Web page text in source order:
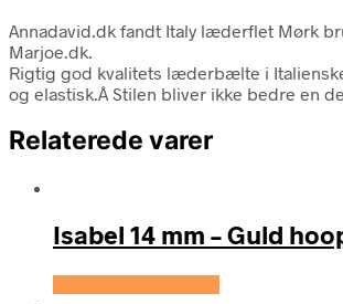
Annadavid.dk fandt Italy læderflet Mørk
Marjoe.dk.
Rigtig god kvalitets læderbælte i
og elastisk.Â Stilen bliver ikke bedre en
Relaterede varer
Isabel 14 mm – Guld